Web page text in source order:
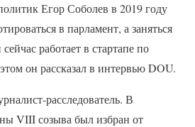
Егор Соболев в 2019 году
в парламент, а заняться
работает в стартапе по
он рассказал в интервью DOU.
расследователь. В
VIII созыва был избран от